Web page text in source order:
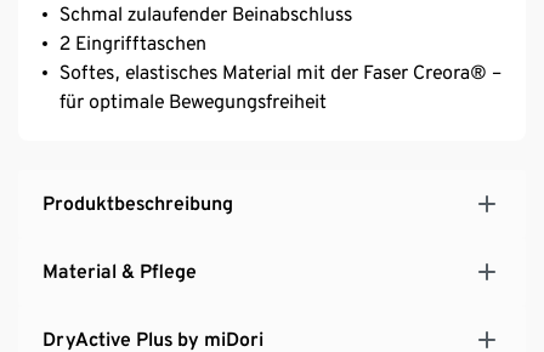
Schmal zulaufender Beinabschluss
2 Eingrifftaschen
Softes, elastisches Material mit der Faser Creora® –
für optimale Bewegungsfreiheit
Produktbeschreibung
Material & Pflege
DryActive Plus by miDori